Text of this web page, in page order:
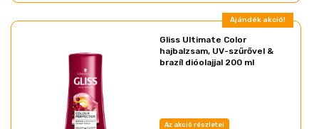
Ajándék akció!
Gliss Ultimate Color
hajbalzsam, UV-szűrővel &
brazíl dióolajjal 200 ml
Az akció részletei